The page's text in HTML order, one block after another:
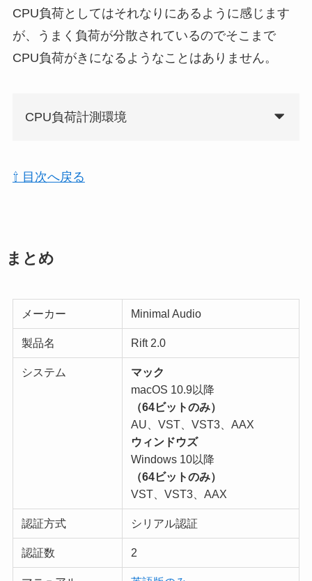
CPU負荷としてはそれなりにあるように感じます
が、うまく負荷が分散されているのでそこまで
CPU負荷がきになるようなことはありません。
CPU負荷計測環境
⇧ 目次へ戻る
まとめ
メーカー Minimal Audio
製品名 Rift 2.0
システム
マック
macOS 10.9以降
（64ビットのみ）
AU、VST、VST3、AAX
ウィンドウズ
Windows 10以降
（64ビットのみ）
VST、VST3、AAX
認証方式 シリアル認証
認証数 2